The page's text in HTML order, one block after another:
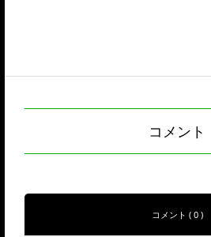
コメント
コメント ( 0 )